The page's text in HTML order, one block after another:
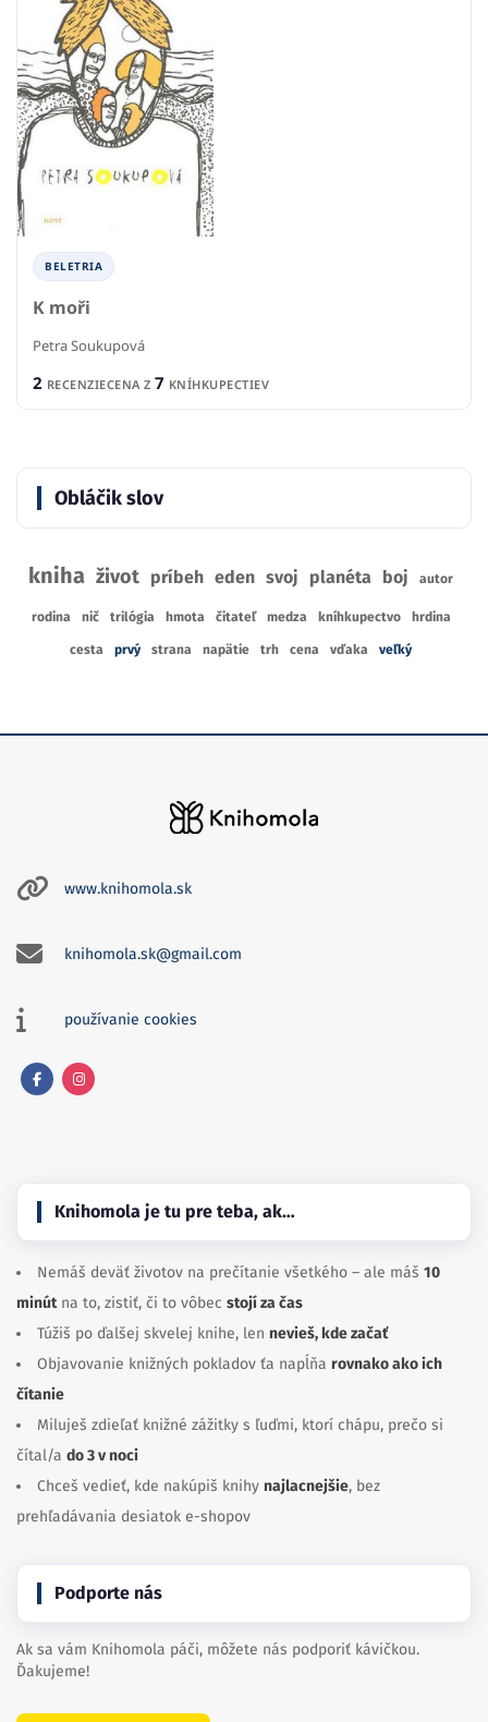
BELETRIA
K moři
Petra Soukupová
2 RECENZIECENA Z 7 KNÍHKUPECTIEV
Obláčik slov
kniha život príbeh eden svoj planéta boj autor
rodina nič trilógia hmota čitateľ medza kníhkupectvo hrdina
cesta prvý strana napätie trh cena vďaka veľký
www.knihomola.sk
knihomola.sk@gmail.com
používanie cookies
Knihomola je tu pre teba, ak…
Nemáš deväť životov na prečítanie všetkého – ale máš 10
minútna to, zistiť, či to vôbec stojí za čas
Túžiš po ďalšej skvelej knihe, len nevieš, kde začať
Objavovanie knižných pokladov ťa napĺňa rovnako ako ich
čítanie
Miluješ zdieľať knižné zážitky s ľuďmi, ktorí chápu, prečo si
čítal/a do 3 v noci
Chceš vedieť, kde nakúpiš knihy najlacnejšie, bez
prehľadávania desiatok e-shopov
Podporte nás
Ak sa vám Knihomola páči, môžete nás podporiť kávičkou.
Ďakujeme!